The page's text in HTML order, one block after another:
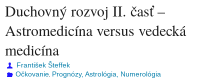
Duchovný rozvoj II. časť –
Astromedicína versus vedecká
medicína
František Šteffek
Očkovanie Prognózy, Astrológia, Numerológia